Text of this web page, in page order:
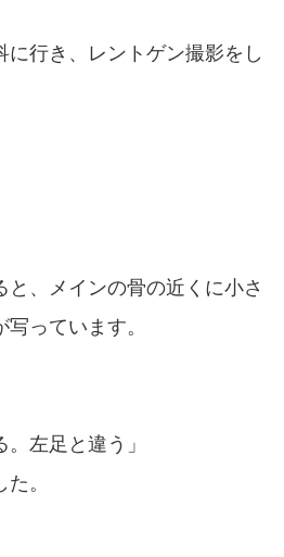
に行き、レントゲン撮影をし
と、メインの骨の近くに小さ
っています。
。左足と違う」
。